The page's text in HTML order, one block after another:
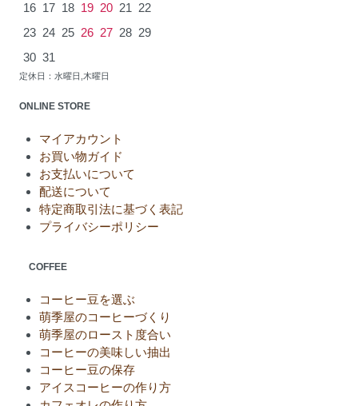
16 17 18 19 20 21
22
23 24 25 26 27 28 29
30 31
定休日：水曜日,木曜日
ONLINE STORE
マイアカウント
お買い物ガイド
お支払いについて
配送について
特定商取引法に基づく表記
プライバシーポリシー
COFFEE
コーヒー豆を選ぶ
萌季屋のコーヒーづくり
萌季屋のロースト度合い
コーヒーの美味しい抽出
コーヒー豆の保存
アイスコーヒーの作り方